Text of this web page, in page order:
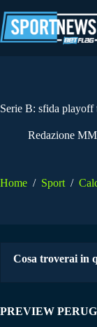
al
contenuto
Serie B: sfida playoff
Redazione
Home / Sport /
Cosa troverai in
PREVIEW